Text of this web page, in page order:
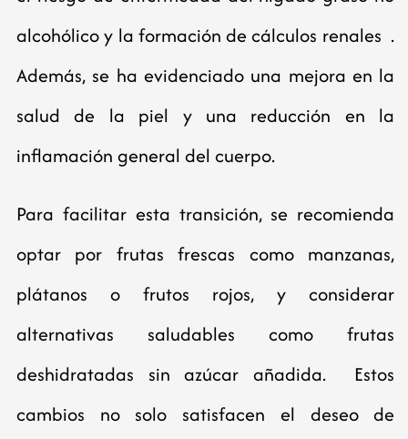
alcohólico y la formación de cálculos renales .
Además, se ha evidenciado una mejora en la
salud de la piel y una reducción en la
inflamación general del cuerpo.
Para facilitar esta transición, se recomienda
optar por frutas frescas como manzanas,
plátanos o frutos rojos, y considerar
alternativas saludables como frutas
deshidratadas sin azúcar añadida. Estos
cambios no solo satisfacen el deseo de